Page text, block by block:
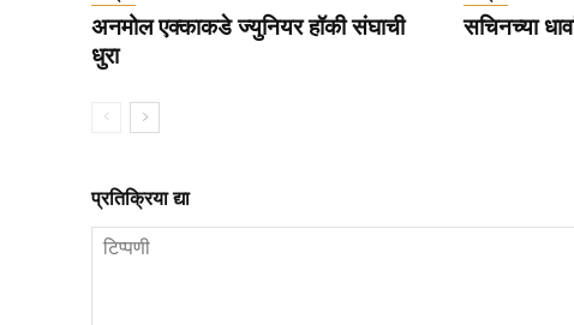
अनमोल एक्काकडे ज्युनियर हॉकी संघाची
धुरा
सचिनच्या
प्रतिक्रिया द्या